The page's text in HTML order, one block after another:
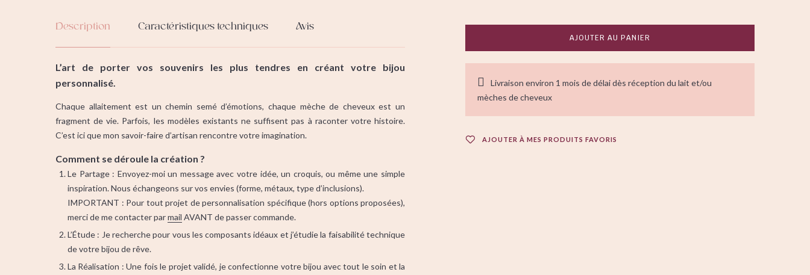
Description Caractéristiques techniques Avis
L’art de porter vos souvenirs les plus tendres en créant votre bijou
personnalisé.
Chaque allaitement est un chemin semé d’émotions, chaque mèche de cheveux est un
fragment de vie. Parfois, les modèles existants ne suffisent pas à raconter votre histoire.
C’est ici que mon savoir-faire d’artisan rencontre votre imagination.
Comment se déroule la création ?
Le Partage : Envoyez-moi un message avec votre idée, un croquis, ou même une simple
inspiration. Nous échangeons sur vos envies (forme, métaux, type d’inclusions).
IMPORTANT : Pour tout projet de personnalisation spécifique (hors options proposées),
merci de me contacter parmail AVANT de passer commande.
L’Étude : Je recherche pour vous les composants idéaux et j’étudie la faisabilité technique
de votre bijou de rêve.
La Réalisation : Une fois le projet validé, je confectionne votre bijou avec tout le soin et la
AJOUTER AU PANIER
Livraison environ 1 mois de délai dès réception du lait et/ou
mèches de cheveux
AJOUTER À MES PRODUITS FAVORIS